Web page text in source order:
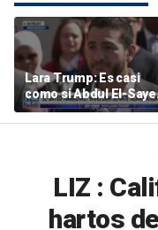
Lara Trump: Es casi
como si Abdul El-
quisiera que Mike
Rogers fuera el
LIZ :
hartos